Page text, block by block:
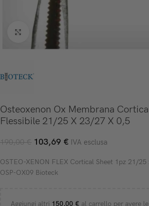
Click to enlarge
Osteoxenon Ox Membrana
Flessibile 21/25 X 23/27 X 0,5
190,00€ 103,69 € IVA esclusa
OSTEO-XENON FLEX Cortical Sheet 1pz 21/
OSP-OX09 Bioteck
Aggiungi altri 150,00 € al carrello per avere